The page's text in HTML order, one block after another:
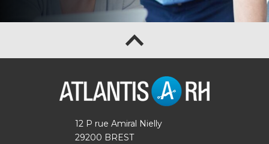
12 P rue Amiral Nielly
29200 BREST